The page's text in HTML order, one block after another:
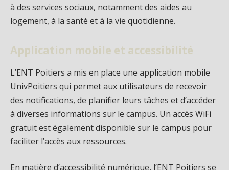
à des services sociaux, notamment des aides au
logement, à la santé et à la vie quotidienne.
Application mobile et accessibilité
L’ENT Poitiers a mis en place une application mobile
UnivPoitiers qui permet aux utilisateurs de recevoir
des notifications, de planifier leurs tâches et d’accéder
à diverses informations sur le campus. Un accès WiFi
gratuit est également disponible sur le campus pour
faciliter l’accès aux ressources.
En matière d’accessibilité numérique, l’ENT Poitiers se